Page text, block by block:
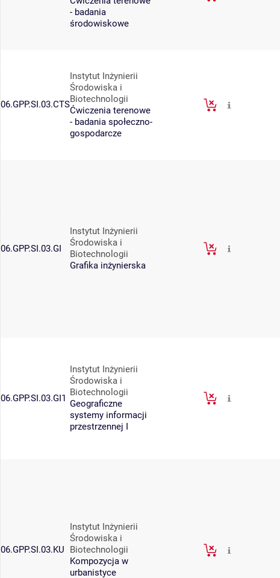
- badania
środowiskowe
06.GPP.SI.03.CTS
Instytut Inżynierii
Środowiska i
Biotechnologii
Ćwiczenia terenowe
- badania społeczno-
gospodarcze
06.GPP.SI.03.GI
Instytut Inżynierii
Środowiska i
Biotechnologii
Grafika inżynierska
06.GPP.SI.03.GI1
Instytut Inżynierii
Środowiska i
Biotechnologii
Geograficzne
systemy informacji
przestrzennej I
06.GPP.SI.03.KU
Instytut Inżynierii
Środowiska i
Biotechnologii
Kompozycja w
urbanistyce